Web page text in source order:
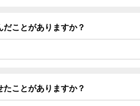
ことがありますか？
ことがありますか？